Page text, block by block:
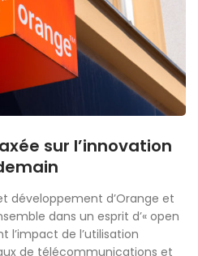
sur l’innovation
développement d’Orange et
dans un esprit d’« open
l’impact de l’utilisation
de télécommunications et